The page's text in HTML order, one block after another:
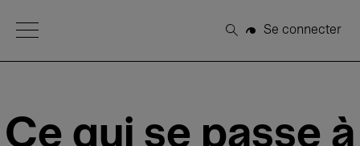
Open Menu
Rechercher
Se connecter
Ce qui se passe à